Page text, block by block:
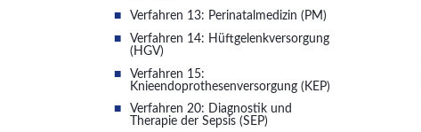
Verfahren 13: Perinatalmedizin (PM)
Verfahren 14: Hüftgelenkversorgung
(HGV)
Verfahren 15:
Knieendoprothesenversorgung (KEP)
Verfahren 20: Diagnostik und
Therapie der Sepsis (SEP)